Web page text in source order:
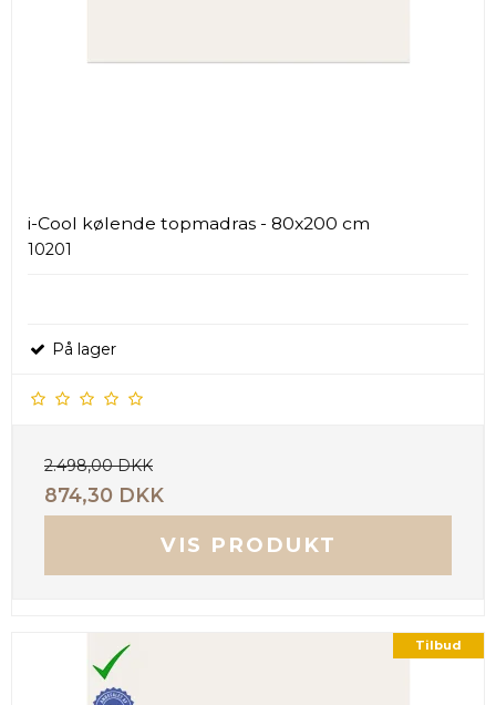
i-Cool kølende topmadras - 80x200 cm
10201
På lager
2.498,00 DKK
874,30 DKK
VIS PRODUKT
Tilbud